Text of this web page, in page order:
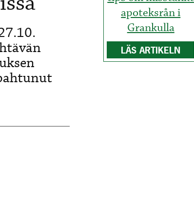
apoteksrån i
Grankulla
LÄS ARTIKELN